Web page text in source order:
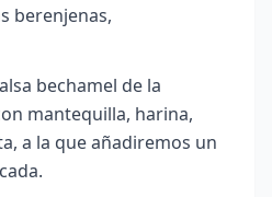
berenjenas,
bechamel de la
mantequilla, harina,
a la que añadiremos un